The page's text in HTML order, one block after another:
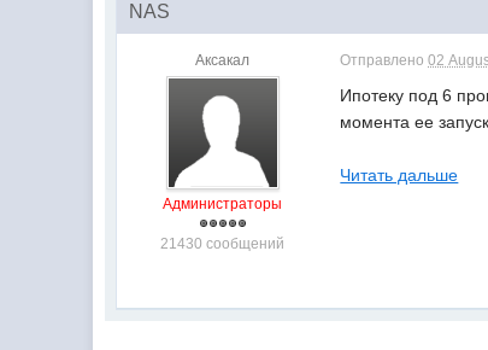
NAS
Аксакал
Администраторы
21430 сообщений
Отправлено02
Ипотеку под 6
момента ее
Читать дальше